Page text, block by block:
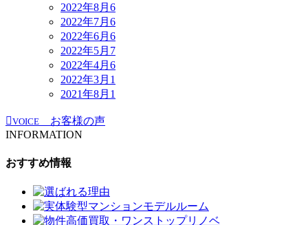
2022年8月 6
2022年7月 6
2022年6月 6
2022年5月 7
2022年4月 6
2022年3月 1
2021年8月 1
VOICE
お客様の声
INFORMATION
おすすめ情報